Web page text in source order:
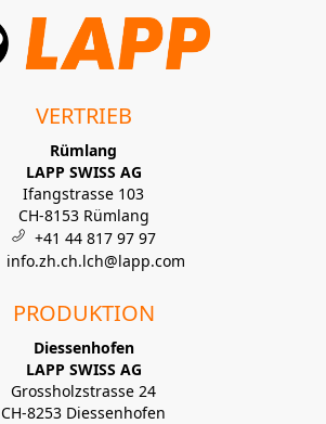
VERTRIEB
Rümlang
LAPP SWISS AG
Ifangstrasse 103
CH-8153 Rümlang
+41 44 817 97 97
info.zh.ch.lch@lapp.com
PRODUKTION
Diessenhofen
LAPP SWISS AG
Grossholzstrasse 24
CH-8253 Diessenhofen